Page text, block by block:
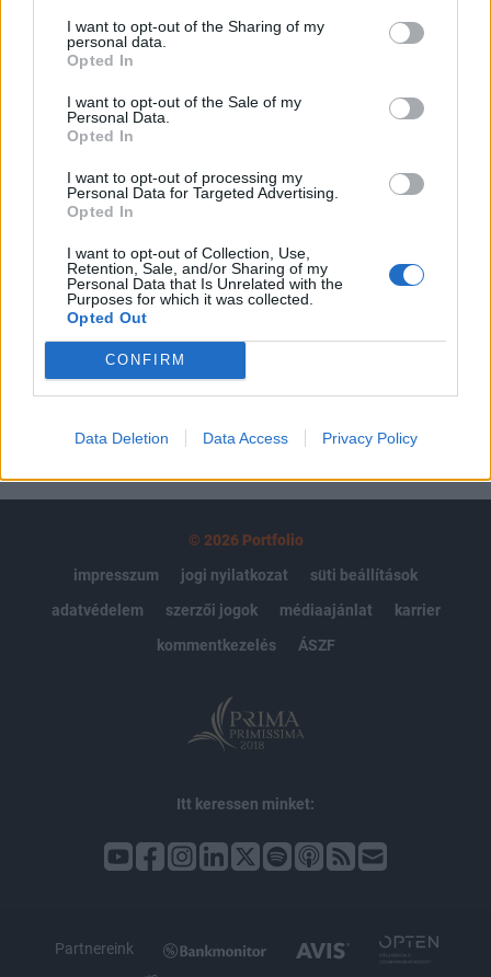
I want to opt-out of the Sharing of my
personal data.
Opted In
I want to opt-out of the Sale of my
Personal Data.
Opted In
I want to opt-out of processing my
Personal Data for Targeted Advertising.
Opted In
I want to opt-out of Collection, Use,
Retention, Sale, and/or Sharing of my
Personal Data that Is Unrelated with the
Purposes for which it was collected.
Opted Out
CONFIRM
Data Deletion Data Access Privacy Policy
KEDVES OLVASÓNK!
A keresett cikk a portfolio.hu hírarchívumához
regisztrációhoz kötött.
Portfolio.hu teljes cikkarchívum
Kötéslisták: BÉT elmúlt 2 év napon belüli
Előfizetés
MÁR ELŐFIZETŐNK VAGY?
© 2026 Portfolio
impresszum
jogi nyilatkozat
süti beállítások
adatvédelem
szerzői jogok médiaajánlat
karrier
kommentkezelés
ÁSZF
Itt keressen minket:
Partnereink